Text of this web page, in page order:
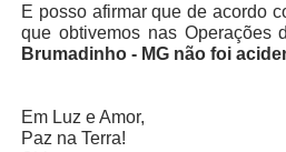
E posso afirmar que de acordo
que obtivemos nas Operações
Brumadinho - MG não foi
Em Luz e Amor,
Paz na Terra!